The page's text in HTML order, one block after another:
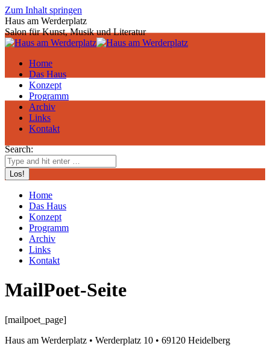
Zum Inhalt springen
Haus am Werderplatz
Salon für Kunst, Musik und Literatur
Home
Das Haus
Konzept
Programm
Archiv
Links
Kontakt
Search:
Home
Das Haus
Konzept
Programm
Archiv
Links
Kontakt
MailPoet-Seite
[mailpoet_page]
Haus am Werderplatz • Werderplatz 10 • 69120 Heidelberg